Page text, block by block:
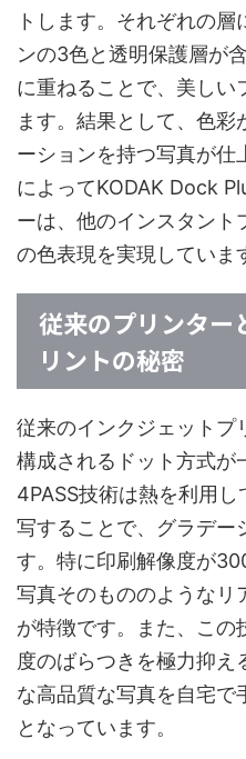
トします。それぞれの
ンの3色と透明保護層が
に重ねることで、美しい
ます。結果として、色
ーションを持つ写真が仕
によってKODAK Dock
ーは、他のインスタント
の色表現を実現していま
従来のプリンター
リントの秘密
従来のインクジェットプ
構成されるドット方式が
4PASS技術は熱を利用
写することで、グラデー
す。特に印刷解像度が
写真そのもののようなリ
が特徴です。また、この
度のばらつきを極力抑え
な高品質な写真を自宅で
となっています。